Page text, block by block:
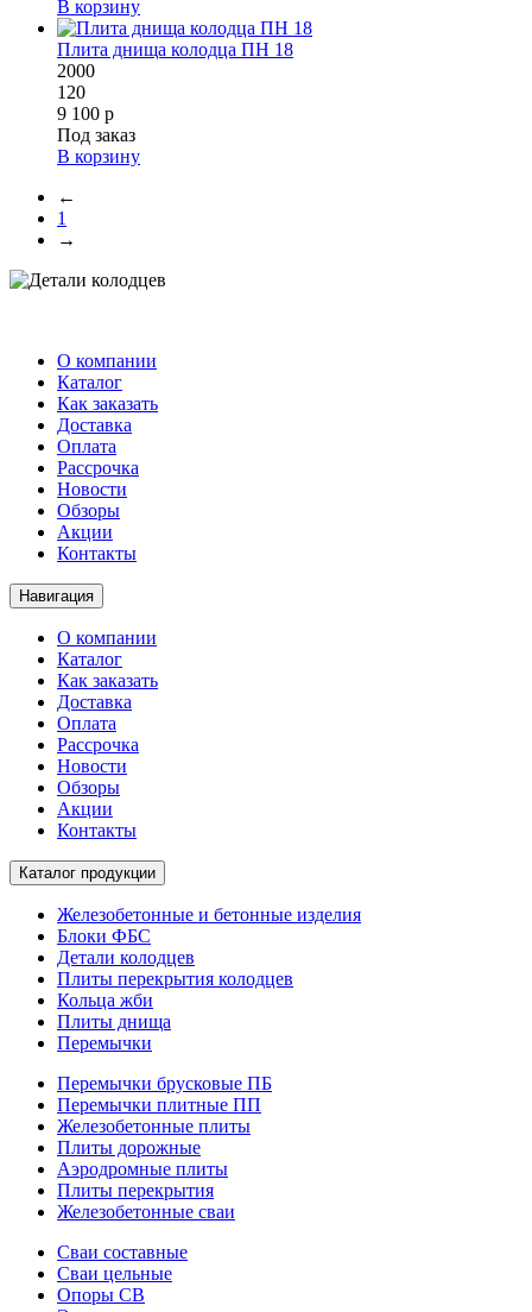
В корзину
Плита днища колодца ПН 18
2000
120
9 100 р
Под заказ
В корзину
←
1
→
О компании
Каталог
Как заказать
Доставка
Оплата
Рассрочка
Новости
Обзоры
Акции
Контакты
Навигация
О компании
Каталог
Как заказать
Доставка
Оплата
Рассрочка
Новости
Обзоры
Акции
Контакты
Каталог продукции
Железобетонные и бетонные изделия
Блоки ФБС
Детали колодцев
Плиты перекрытия колодцев
Кольца жби
Плиты днища
Перемычки
Перемычки брусковые ПБ
Перемычки плитные ПП
Железобетонные плиты
Плиты дорожные
Аэродромные плиты
Плиты перекрытия
Железобетонные сваи
Сваи составные
Сваи цельные
Опоры СВ